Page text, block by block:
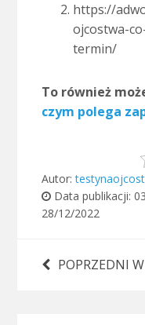
https://
ojcostwa-
termin/
To również
czym polega
Autor:
Data publikacji:
28/12/2022
POPRZEDNI